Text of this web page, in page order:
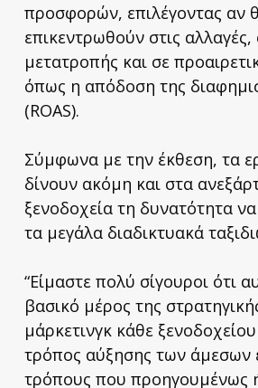
προσφορών, επιλέγοντας αν
επικεντρωθούν στις αλλαγές,
μετατροπής και σε
όπως η απόδοση της
(ROAS).
Σύμφωνα με την έκθεση, τα
δίνουν ακόμη και στα
ξενοδοχεία τη δυνατότητα
τα μεγάλα διαδικτυακά
“Είμαστε πολύ σίγουροι ότι
βασικό μέρος της
μάρκετινγκ κάθε
τρόπος αύξησης των άμεσων
τρόπους που προηγουμένως